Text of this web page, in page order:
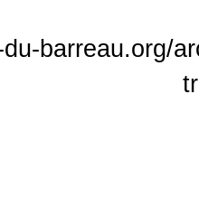
barreau.org/